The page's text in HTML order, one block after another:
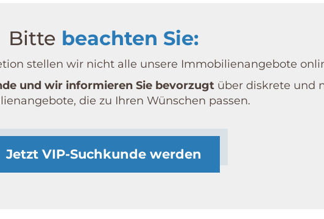
Bitte beachten Sie:
stellen wir nicht alle unsere Immobilien­angebote
und wir informieren Sie bevorzugtüber diskrete und
die zu Ihren Wünschen passen.
Jetzt VIP-Suchkunde werden